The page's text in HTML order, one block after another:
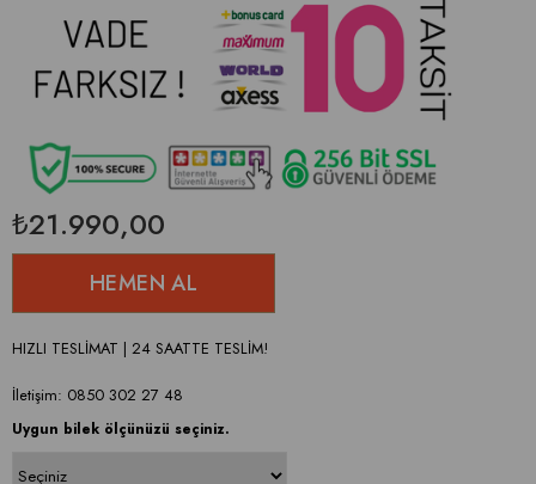
₺21.990,00
HIZLI TESLİMAT | 24 SAATTE TESLİM!
İletişim: 0850 302 27 48
Uygun bilek ölçünüzü seçiniz.